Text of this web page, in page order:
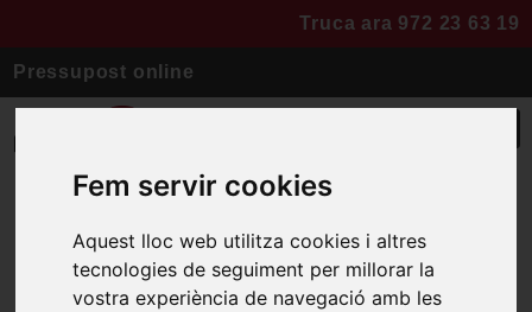
Fem servir cookies
Aquest lloc web utilitza cookies i altres
tecnologies de seguiment per millorar la
vostra experiència de navegació amb les
Truca ara 972 23 63 19
Pressupost online
Cuina a Tossa